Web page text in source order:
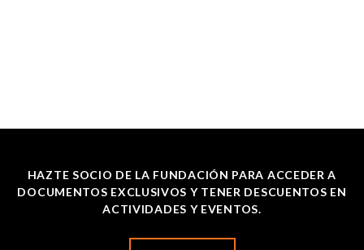
HAZTE SOCIO DE LA FUNDACIÓN PARA ACCEDER A
DOCUMENTOS EXCLUSIVOS Y TENER DESCUENTOS EN
ACTIVIDADES Y EVENTOS.